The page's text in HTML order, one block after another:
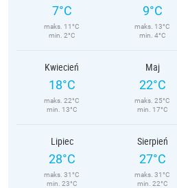
7°C
maks. 11°C
min. 2°C
9°C
maks. 13°C
min. 4°C
Kwiecień
18°C
maks. 22°C
min. 13°C
Maj
22°C
maks. 25°C
min. 17°C
Lipiec
28°C
maks. 31°C
min. 23°C
Sierpień
27°C
maks. 31°C
min. 22°C